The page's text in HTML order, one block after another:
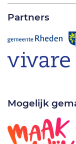
Partners
Mogelijk